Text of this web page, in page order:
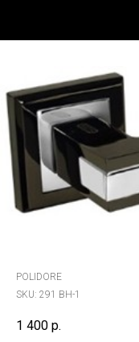
POLIDORE
SKU: 291 BH-1
1 400 р.